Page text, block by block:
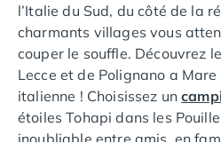
Camping Sanguinet
Camping Seignosse
Camping Vieux Boucau les
Camping Pyrénées
Camping Bayonne
Camping Biarritz
Camping Bidart
l’Italie du Sud, du côté de la
charmants villages vous
couper le souffle. Découvrez
Lecce et de Polignano a
italienne ! Choisissez un
étoiles Tohapi dans les
inoubliable entre amis, en